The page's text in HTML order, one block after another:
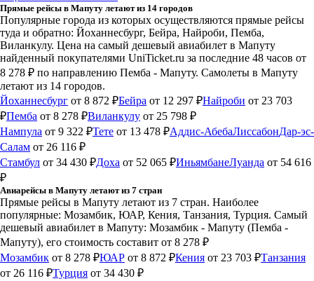
Прямые рейсы в Мапуту летают из 14 городов
Популярные города из которых осуществляются прямые рейсы
туда и обратно: Йоханнесбург, Бейра, Найроби, Пемба,
Виланкулу. Цена на самый дешевый авиабилет в Мапуту
найденный покупателями UniTicket.ru за последние 48 часов от
8 278 ₽ по направлению Пемба - Мапуту. Самолеты в Мапуту
летают из 14 городов.
Йоханнесбург от 8 872 ₽Бейра от 12 297 ₽Найроби от 23 703
₽Пемба от 8 278 ₽Виланкулу от 25 798 ₽
Нампула от 9 322 ₽Тете от 13 478 ₽Аддис-АбебаЛиссабонДар-эс-
Салам от 26 116 ₽
Стамбул от 34 430 ₽Доха от 52 065 ₽ИньямбанеЛуанда от 54 616
₽
Авиарейсы в Мапуту летают из 7 стран
Прямые рейсы в Мапуту летают из 7 стран. Наиболее
популярные: Мозамбик, ЮАР, Кения, Танзания, Турция. Самый
дешевый авиабилет в Мапуту: Мозамбик - Мапуту (Пемба -
Мапуту), его стоимость составит от 8 278 ₽
Мозамбик от 8 278 ₽ЮАР от 8 872 ₽Кения от 23 703 ₽Танзания
от 26 116 ₽Турция от 34 430 ₽